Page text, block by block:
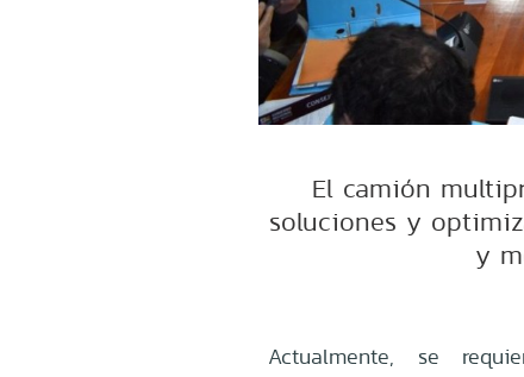
El camión
soluciones y
y
Actualmente, se